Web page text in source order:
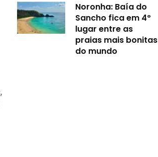
Noronha: Baía do
Sancho fica em 4º
lugar entre as
praias mais bonitas
do mundo